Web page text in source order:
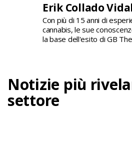
Erik Collado
Con più di 15 anni di
cannabis, le sue
la base dell'esito di GB
Notizie più
settore